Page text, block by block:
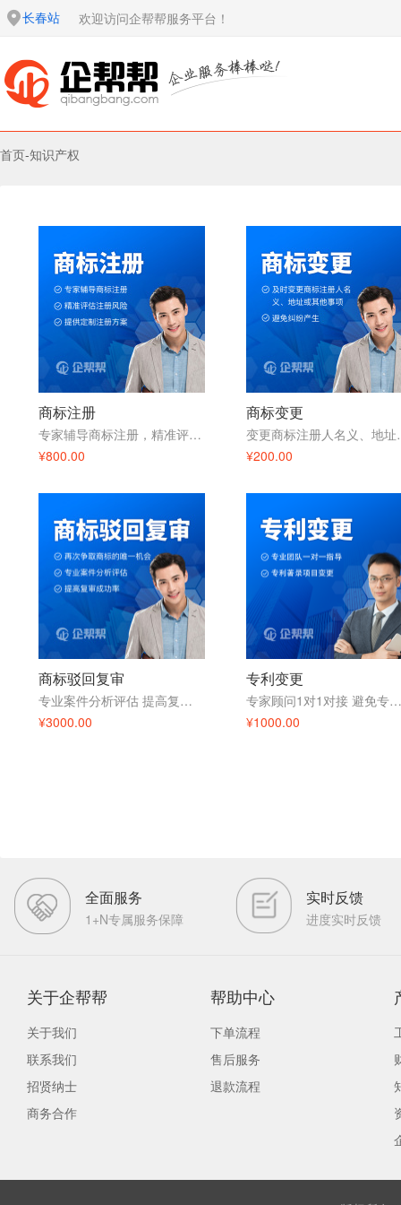
长春站 欢迎访问企帮帮服务平台！
首页-知识产权
商标注册
专家辅导商标注册，精准评估注册风险
¥800.00
商标变更
变更商
¥200.00
商标驳回复审
专业案件分析评估 提高复审成功率
¥3000.00
专利变更
专家顾问1对1对接 避免
¥1000.00
全面服务
1+N专属服务保障
实时反馈
进度实时反馈
关于企帮帮
关于我们
联系我们
招贤纳士
商务合作
帮助中心
下单流程
售后服务
退款流程